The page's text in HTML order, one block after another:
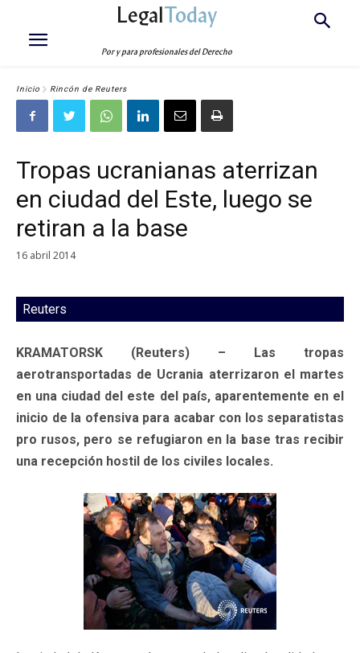
LegalToday
Por y para profesionales del Derecho
Inicio Rincón de Reuters
Tropas ucranianas aterrizan
en ciudad del Este, luego se
retiran a la base
16 abril 2014
Reuters
KRAMATORSK (Reuters) – Las tropas
aerotransportadas de Ucrania aterrizaron el martes
en una ciudad del este del país, aparentemente en el
inicio de la ofensiva para acabar con los separatistas
pro rusos, pero se refugiaron en la base tras recibir
una recepción hostil de los civiles locales.